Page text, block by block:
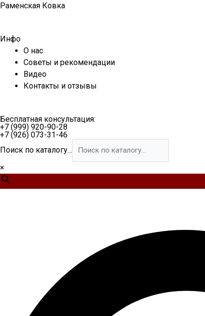
Перейти
Раменская Ковка
Инфо
О нас
Советы и рекомендации
Видео
Контакты и отзывы
Бесплатная консультация:
+7 (999) 920-90-28
+7 (926) 073-31-46
Поиск по каталогу...
×